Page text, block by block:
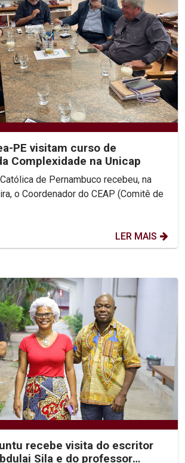
PE visitam curso de
Complexidade na Unicap
de Pernambuco recebeu, na
o Coordenador do CEAP (Comitê de
LER MAIS
recebe visita do escritor
Sila e do professor